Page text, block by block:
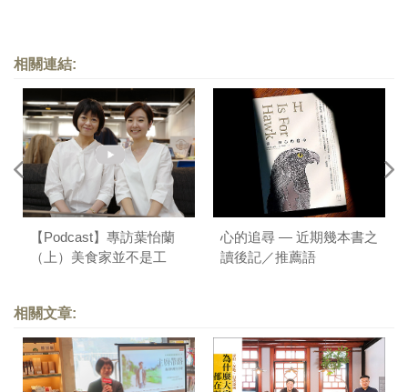
相關連結:
【Podcast】專訪葉怡蘭
（上）美食家並不是工
詞
心的追尋 — 近期幾本書之
讀後記／推薦語
相關文章: